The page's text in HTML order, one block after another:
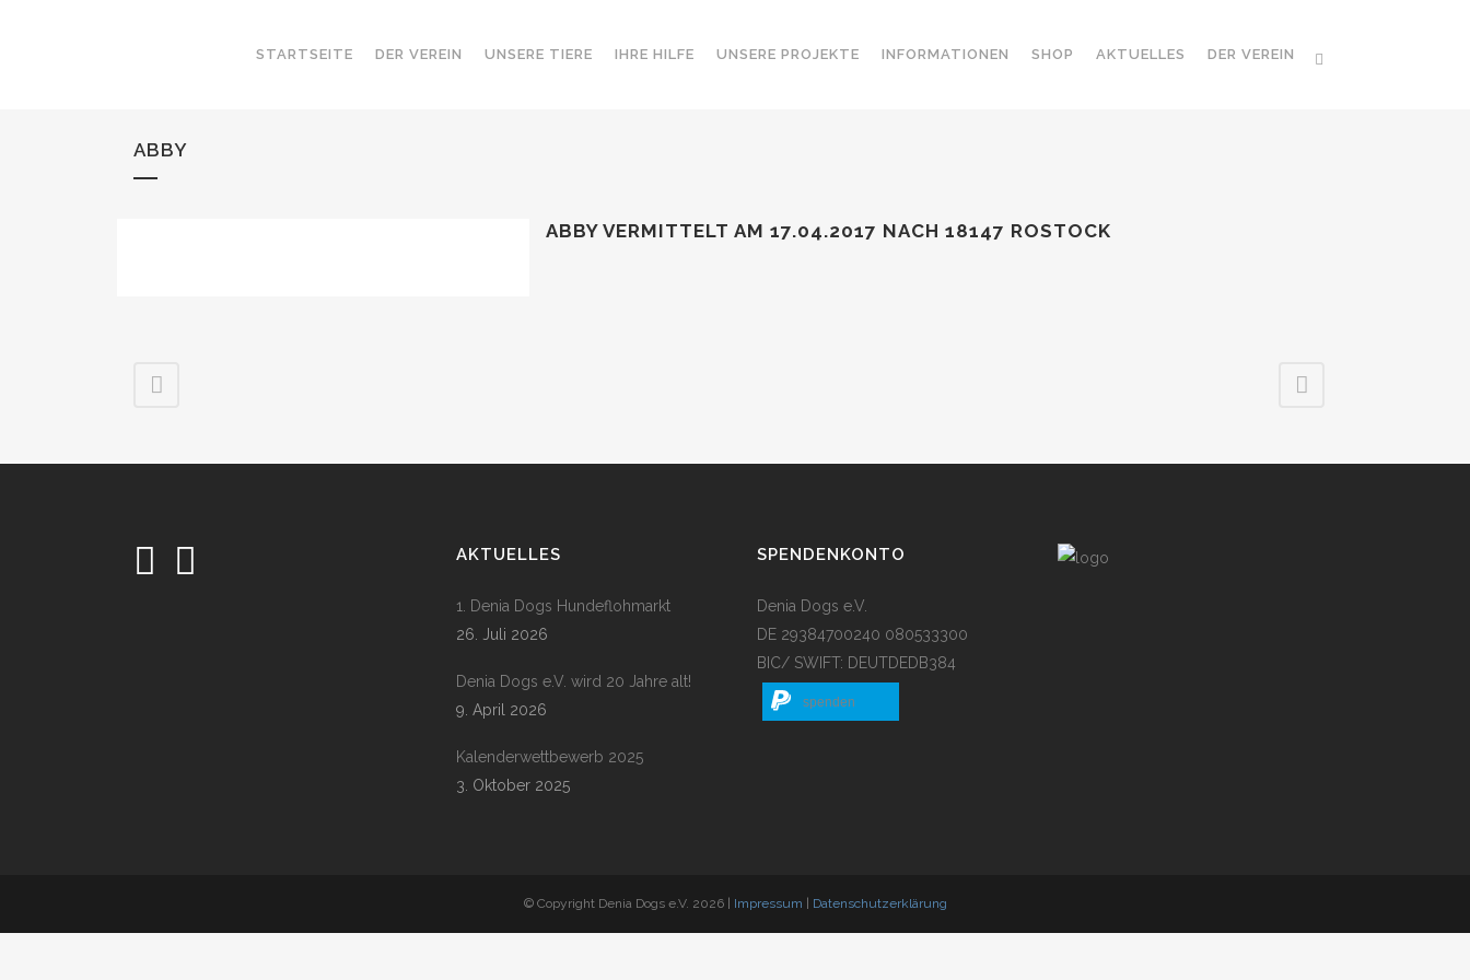
STARTSEITE DER VEREIN UNSERE TIERE IHRE HILFE UNSERE PROJEKTE INFORMATIONEN SHOP AKTUELLES DER VEREIN
ABBY
ABBY VERMITTELT AM 17.04.2017 NACH 18147 ROSTOCK
AKTUELLES
1. Denia Dogs Hundeflohmarkt
26. Juli 2026
Denia Dogs e.V. wird 20 Jahre alt!
9. April 2026
Kalenderwettbewerb 2025
3. Oktober 2025
SPENDENKONTO
Denia Dogs e.V.
DE 29384700240 080533300
BIC/ SWIFT: DEUTDEDB384
spenden
© Copyright Denia Dogs e.V. 2026 | Impressum Datenschutzerklärung